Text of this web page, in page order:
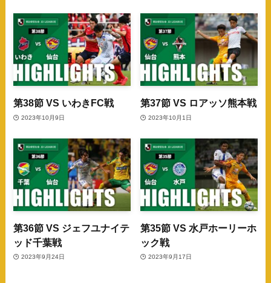
第38節 VS いわきFC戦
2023年10月9日
第37節 VS ロアッソ熊本戦
2023年10月1日
第36節 VS ジェフユナイテ
ッド千葉戦
2023年9月24日
第35節 VS 水戸ホーリーホ
ック戦
2023年9月17日